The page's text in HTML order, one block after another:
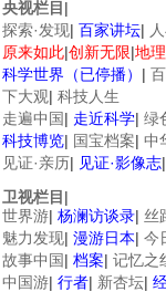
央视栏目 |
探索·发现| 百家讲坛|
原来如此|创新无限|地
科学世界（已停播） |
下大观| 科技人生
走遍中国| 走近科学| 绿
科技博览| 国宝档案| 中
见证·亲历| 见证·影像志|
卫视栏目 |
世界游| 杨澜访谈录| 丝
魅力发现| 漫游日本| 今
故事中国| 档案| 记忆之
中国游| 行者| 新杏坛|